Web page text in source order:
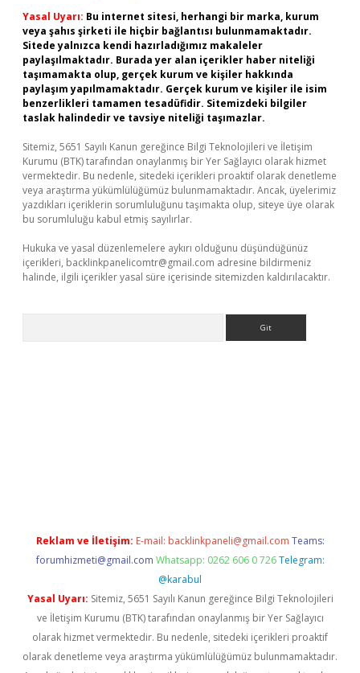
Yasal Uyarı: Bu internet sitesi, herhangi bir marka, kurum
veya şahıs şirketi ile hiçbir bağlantısı bulunmamaktadır.
Sitede yalnızca kendi hazırladığımız makaleler
paylaşılmaktadır. Burada yer alan içerikler haber niteliği
taşımamakta olup, gerçek kurum ve kişiler hakkında
paylaşım yapılmamaktadır. Gerçek kurum ve kişiler ile isim
benzerlikleri tamamen tesadüfidir. Sitemizdeki bilgiler
taslak halindedir ve tavsiye niteliği taşımazlar.
Sitemiz, 5651 Sayılı Kanun gereğince Bilgi Teknolojileri ve İletişim
Kurumu (BTK) tarafından onaylanmış bir Yer Sağlayıcı olarak hizmet
vermektedir. Bu nedenle, sitedeki içerikleri proaktif olarak denetleme
veya araştırma yükümlülüğümüz bulunmamaktadır. Ancak, üyelerimiz
yazdıkları içeriklerin sorumluluğunu taşımakta olup, siteye üye olarak
bu sorumluluğu kabul etmiş sayılırlar.
Hukuka ve yasal düzenlemelere aykırı olduğunu düşündüğünüz
içerikleri, backlinkpanelicomtr@gmail.com adresine bildirmeniz
halinde, ilgili içerikler yasal süre içerisinde sitemizden kaldırılacaktır.
Reklam ve İletişim: E-mail: backlinkpaneli@gmail.com Teams:
forumhizmeti@gmail.com Whatsapp: 0262 606 0 726 Telegram:
@karabul
Yasal Uyarı: Sitemiz, 5651 Sayılı Kanun gereğince Bilgi Teknolojileri
ve İletişim Kurumu (BTK) tarafından onaylanmış bir Yer Sağlayıcı
olarak hizmet vermektedir. Bu nedenle, sitedeki içerikleri proaktif
olarak denetleme veya araştırma yükümlülüğümüz bulunmamaktadır.